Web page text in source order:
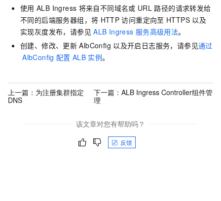
使用 ALB Ingress 将来自不同域名或 URL 路径的请求转发给
不同的后端服务器组，将 HTTP 访问重定向至 HTTPS 以及
实现灰度发布，请参见 ALB Ingress 服务高级用法。
创建、修改、更新 AlbConfig 以及开启日志服务，请参见通过
AlbConfig 配置 ALB 实例。
上一篇： 为注册集群指定
DNS
下一篇： ALB Ingress Controller组件管
理
该文章对您有帮助吗？
反馈